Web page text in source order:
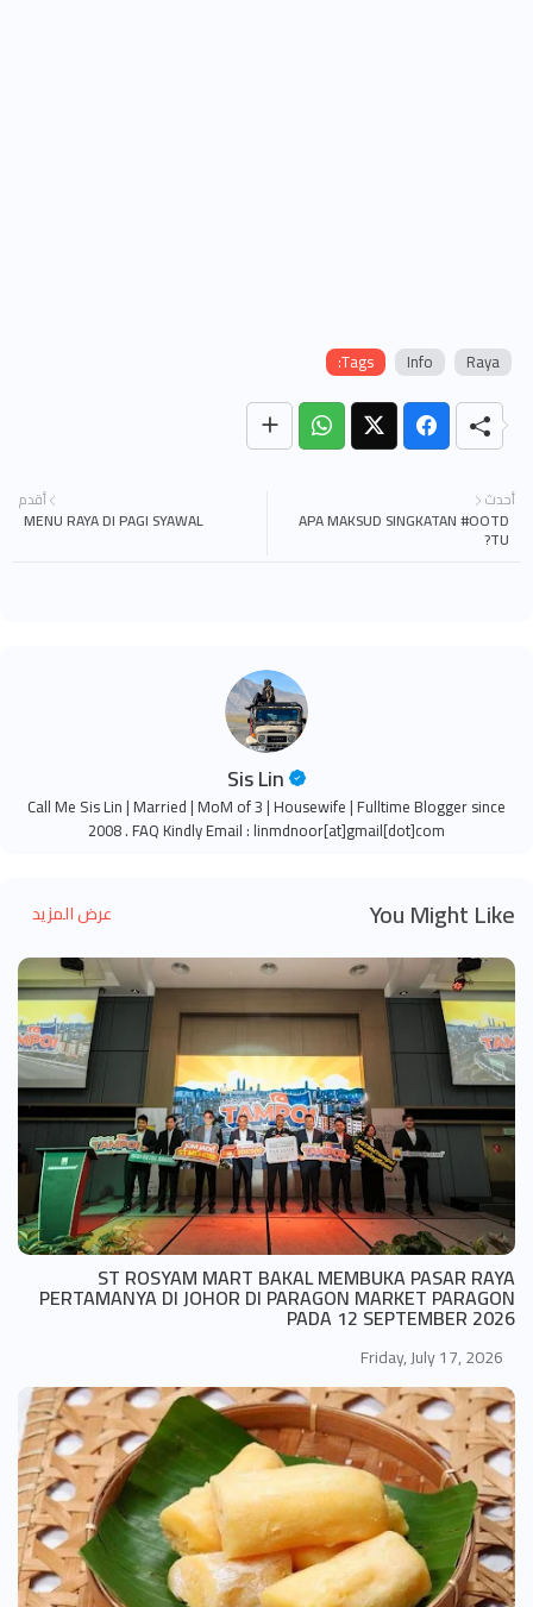
Tags: Info Raya
أحدث
APA MAKSUD SINGKATAN #OOTD
TU?
أقدم
MENU RAYA DI PAGI SYAWAL
Sis Lin
Call Me Sis Lin | Married | MoM of 3 | Housewife | Fulltime Blogger since
2008 . FAQ Kindly Email : linmdnoor[at]gmail[dot]com
You Might Like عرض المزيد
ST ROSYAM MART BAKAL MEMBUKA PASAR RAYA
PERTAMANYA DI JOHOR DI PARAGON MARKET PARAGON
PADA 12 SEPTEMBER 2026
Friday, July 17, 2026